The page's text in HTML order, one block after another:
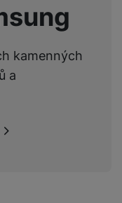
kamenných
a